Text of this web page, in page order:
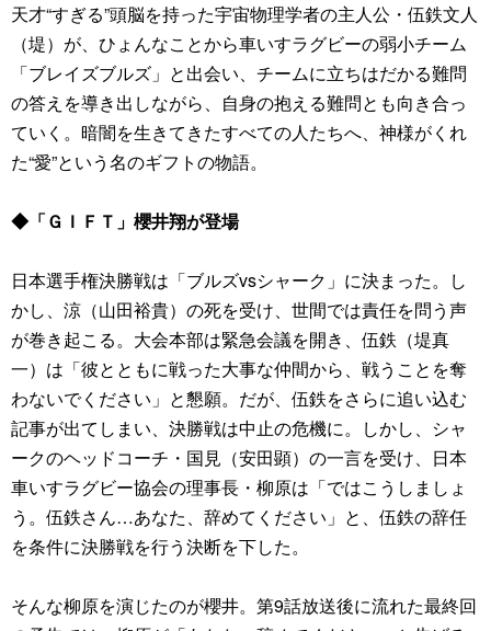
天才“すぎる”頭脳を持った宇宙物理学者の主人公・伍鉄文人
（堤）が、ひょんなことから車いすラグビーの弱小チーム
「ブレイズブルズ」と出会い、チームに立ちはだかる難問
の答えを導き出しながら、自身の抱える難問とも向き合っ
ていく。暗闇を生きてきたすべての人たちへ、神様がくれ
た“愛”という名のギフトの物語。
◆「ＧＩＦＴ」櫻井翔が登場
日本選手権決勝戦は「ブルズvsシャーク」に決まった。し
かし、涼（山田裕貴）の死を受け、世間では責任を問う声
が巻き起こる。大会本部は緊急会議を開き、伍鉄（堤真
一）は「彼とともに戦った大事な仲間から、戦うことを奪
わないでください」と懇願。だが、伍鉄をさらに追い込む
記事が出てしまい、決勝戦は中止の危機に。しかし、シャ
ークのヘッドコーチ・国見（安田顕）の一言を受け、日本
車いすラグビー協会の理事長・柳原は「ではこうしましょ
う。伍鉄さん…あなた、辞めてください」と、伍鉄の辞任
を条件に決勝戦を行う決断を下した。
そんな柳原を演じたのが櫻井。第9話放送後に流れた最終回